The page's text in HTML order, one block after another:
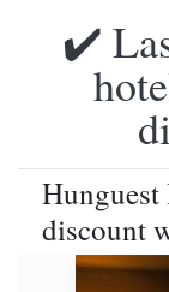
✔️
Hunguest
discount